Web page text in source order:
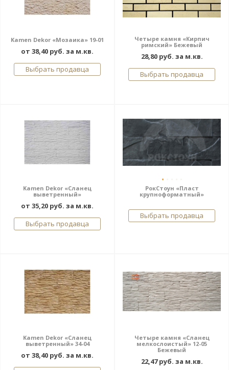
Kamen Dekor «Мозаика» 19-01
от 38,40 руб. за м.кв.
Выбрать продавца
Четыре камня «Кирпич
римский» Бежевый
28,80 руб. за м.кв.
Выбрать продавца
Kamen Dekor «Сланец
выветренный»
от 35,20 руб. за м.кв.
Выбрать продавца
РокСтоун «Пласт
крупноформатный»
Выбрать продавца
Kamen Dekor «Сланец
выветренный» 34-04
от 38,40 руб. за м.кв.
Четыре камня «Сланец
мелкослоистый» 12-05
Бежевый
22,47 руб. за м.кв.